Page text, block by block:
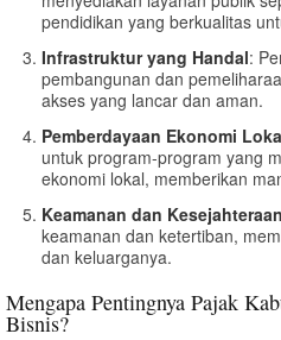
pendidikan yang berkualitas
Infrastruktur yang Handal:
pembangunan dan
akses yang lancar dan aman.
Pemberdayaan Ekonomi
untuk program-program yang
ekonomi lokal, memberikan
Keamanan dan Kesejahteraan
keamanan dan ketertiban,
dan keluarganya.
Mengapa Pentingnya Pajak
Bisnis?